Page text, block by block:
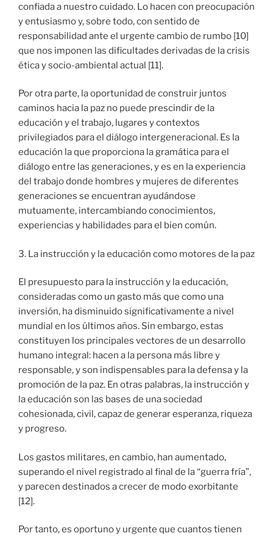
confiada a nuestro cuidado. Lo hacen con preocupación
y entusiasmo y, sobre todo, con sentido de
responsabilidad ante el urgente cambio de rumbo [10]
que nos imponen las dificultades derivadas de la crisis
ética y socio-ambiental actual [11].
Por otra parte, la oportunidad de construir juntos
caminos hacia la paz no puede prescindir de la
educación y el trabajo, lugares y contextos
privilegiados para el diálogo intergeneracional. Es la
educación la que proporciona la gramática para el
diálogo entre las generaciones, y es en la experiencia
del trabajo donde hombres y mujeres de diferentes
generaciones se encuentran ayudándose
mutuamente, intercambiando conocimientos,
experiencias y habilidades para el bien común.
3. La instrucción y la educación como motores de la paz
El presupuesto para la instrucción y la educación,
consideradas como un gasto más que como una
inversión, ha disminuido significativamente a nivel
mundial en los últimos años. Sin embargo, estas
constituyen los principales vectores de un desarrollo
humano integral: hacen a la persona más libre y
responsable, y son indispensables para la defensa y la
promoción de la paz. En otras palabras, la instrucción y
la educación son las bases de una sociedad
cohesionada, civil, capaz de generar esperanza, riqueza
y progreso.
Los gastos militares, en cambio, han aumentado,
superando el nivel registrado al final de la “guerra fría”,
y parecen destinados a crecer de modo exorbitante
[12].
Por tanto, es oportuno y urgente que cuantos tienen